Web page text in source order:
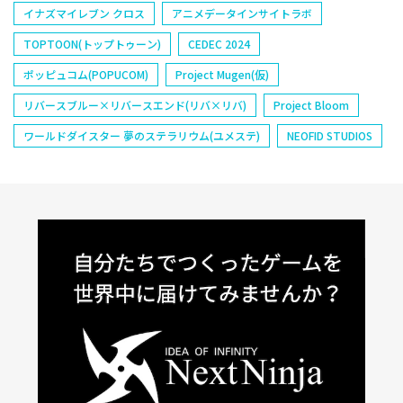
イナズマイレブン クロス
アニメデータインサイトラボ
TOPTOON(トップトゥーン)
CEDEC 2024
ポッピュコム(POPUCOM)
Project Mugen(仮)
リバースブルー×リバースエンド(リバ×リバ)
Project Bloom
ワールドダイスター 夢のステラリウム(ユメステ)
NEOFID STUDIOS